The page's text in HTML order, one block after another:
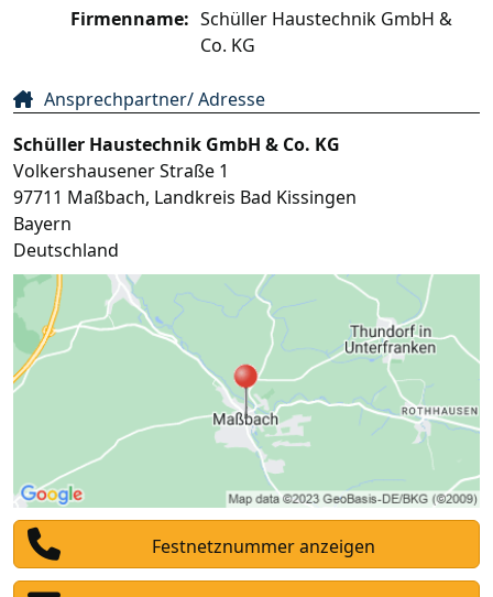
Firmenname: Schüller Haustechnik GmbH &
Co. KG
Ansprechpartner/ Adresse
Schüller Haustechnik GmbH & Co. KG
Volkershausener Straße 1
97711 Maßbach, Landkreis Bad Kissingen
Bayern
Deutschland
Festnetznummer anzeigen